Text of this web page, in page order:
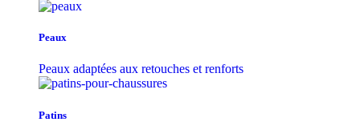
Peaux
Peaux adaptées aux retouches et renforts
Patins